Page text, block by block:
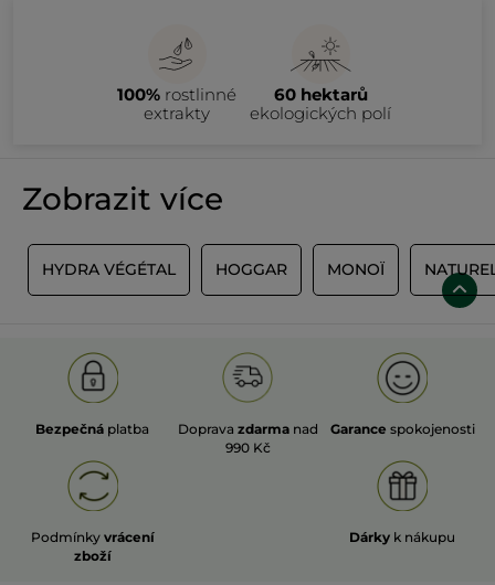
100% rostlinné
extrakty
60 hektarů
ekologických polí
Zobrazit více
HYDRA VÉGÉTAL HOGGAR MONOÏ
Bezpečná platba Doprava zdarma nad
990 Kč
Garance spokojenosti
Podmínky vrácení
zboží
Dárky k nákupu